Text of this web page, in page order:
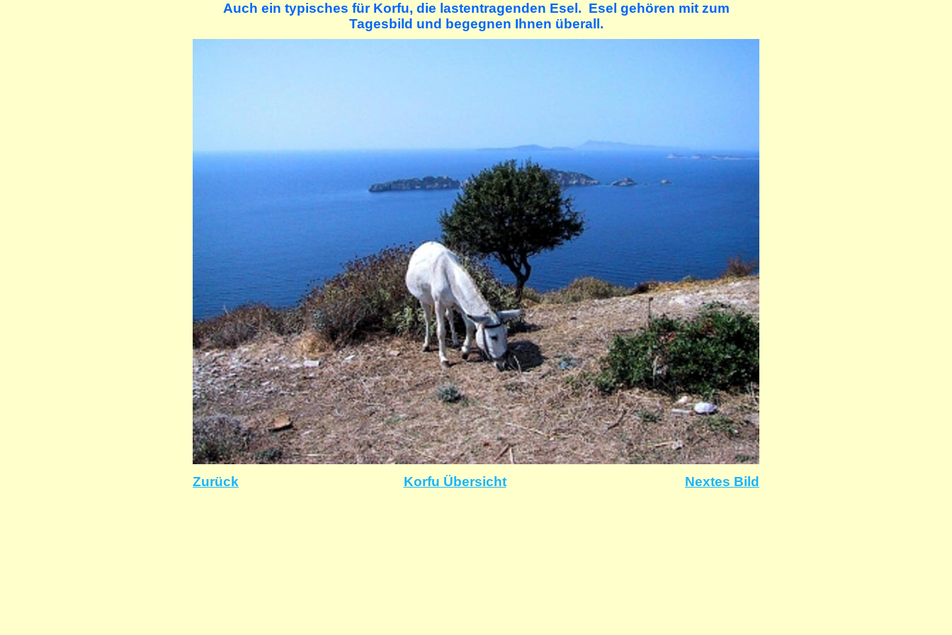
Auch ein typisches für Korfu, die lastentragenden Esel. Esel gehören mit zum
Tagesbild und begegnen Ihnen überall.
Zurück Korfu Übersicht Nextes Bild